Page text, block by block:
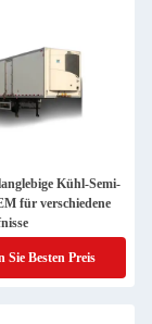
Kühl-Semi-
für verschiedene
Sie Besten Preis